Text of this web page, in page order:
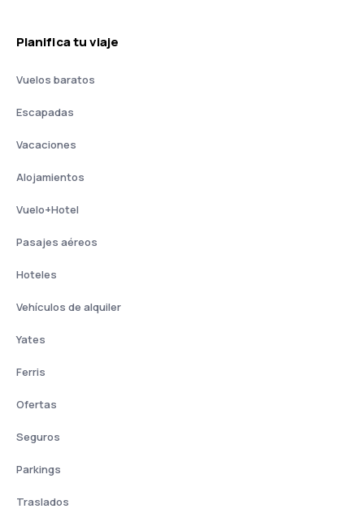
Planifica tu viaje
Vuelos baratos
Escapadas
Vacaciones
Alojamientos
Vuelo+Hotel
Pasajes aéreos
Hoteles
Vehículos de alquiler
Yates
Ferris
Ofertas
Seguros
Parkings
Traslados